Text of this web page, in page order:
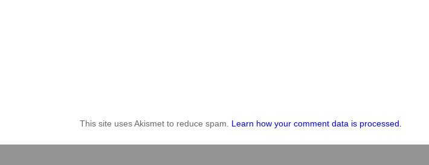
This site uses Akismet to reduce spam. Learn how your comment data is processed.